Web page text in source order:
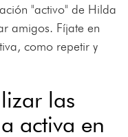
"activo" de Hilda
amigos. Fíjate en
como repetir y
las
activa en